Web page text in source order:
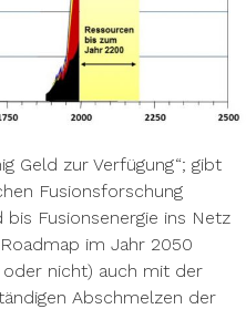
Geld zur Verfügung“; gibt
Fusionsforschung
bis Fusionsenergie ins Netz
im Jahr 2050
oder nicht) auch mit der
Abschmelzen der